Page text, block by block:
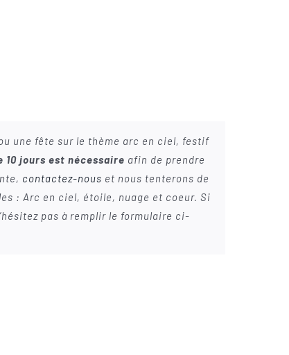
une fête sur le thème arc en ciel, festif
10 jours est nécessaire afin de prendre
contactez-nous et nous tenterons de
: Arc en ciel, étoile, nuage et coeur. Si
pas à remplir le formulaire ci-